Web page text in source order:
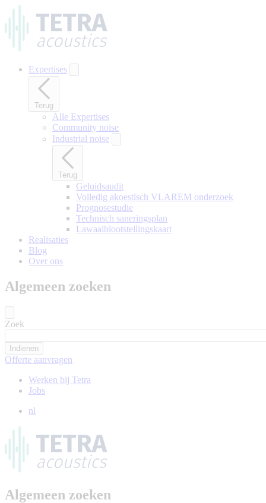
Naar
hoofdinhoud
gaan
Expertises
Terug
Alle Expertises
Community noise
Industrial noise
Terug
Geluidsaudit
Volledig akoestisch VLAREM onderzoek
Prognosestudie
Technisch saneringsplan
Lawaaiblootstellingskaart
Realisaties
Blog
Over ons
Algemeen zoeken
Zoek
Offerte aanvragen
Werken bij Tetra
Jobs
nl
Algemeen zoeken